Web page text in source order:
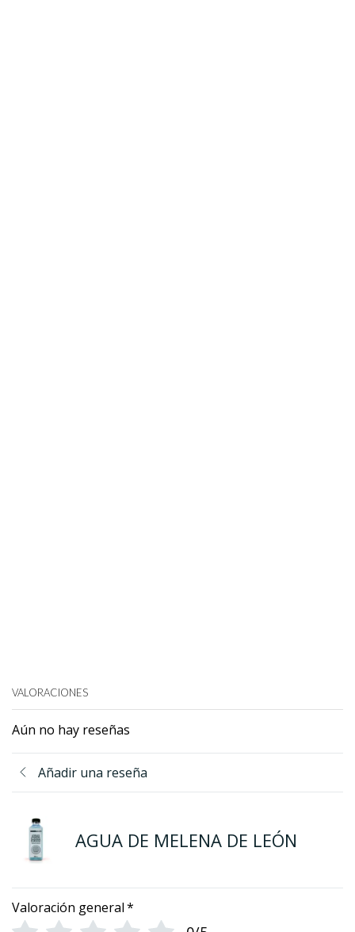
VALORACIONES
Aún no hay reseñas
Añadir una reseña
AGUA DE MELENA DE LEÓN
Valoración general*